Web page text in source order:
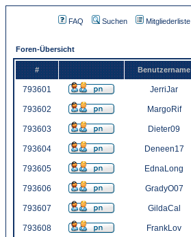
FAQ Suchen Mitgliederliste
Foren-Übersicht
# Benutzername
793601 JerriJar
793602 MargoRif
793603 Dieter09
793604 Deneen17
793605 EdnaLong
793606 GradyO07
793607 GildaCal
793608 FrankLov